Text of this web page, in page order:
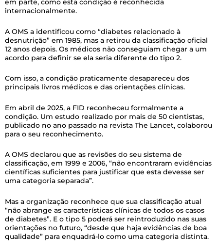
em parte, como esta condição é reconhecida
internacionalmente.
A OMS a identificou como “diabetes relacionado à
desnutrição” em 1985, mas a retirou da classificação oficial
12 anos depois. Os médicos não conseguiam chegar a um
acordo para definir se ela seria diferente do tipo 2.
Com isso, a condição praticamente desapareceu dos
principais livros médicos e das orientações clínicas.
Em abril de 2025, a FID reconheceu formalmente a
condição. Um estudo realizado por mais de 50 cientistas,
publicado no ano passado na revista The Lancet, colaborou
para o seu reconhecimento.
A OMS declarou que as revisões do seu sistema de
classificação, em 1999 e 2006, “não encontraram evidências
científicas suficientes para justificar que esta devesse ser
uma categoria separada”.
Mas a organização reconhece que sua classificação atual
“não abrange as características clínicas de todos os casos
de diabetes”. E o tipo 5 poderá ser reintroduzido nas suas
orientações no futuro, “desde que haja evidências de boa
qualidade” para enquadrá-lo como uma categoria distinta.